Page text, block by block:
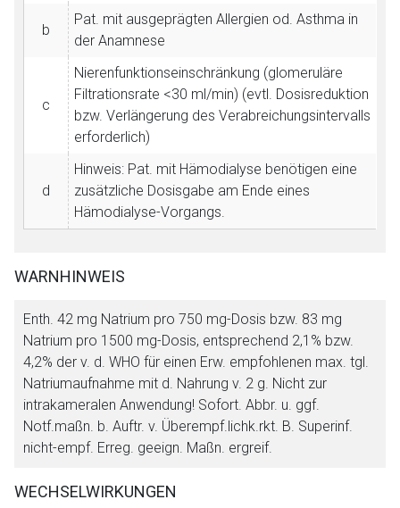
b
Pat. mit ausgeprägten Allergien od. Asthma in
der Anamnese
c
Nierenfunktionseinschränkung (glomeruläre
Filtrationsrate <30 ml/min) (evtl. Dosisreduktion
bzw. Verlängerung des Verabreichungsintervalls
erforderlich)
d
Hinweis: Pat. mit Hämodialyse benötigen eine
zusätzliche Dosisgabe am Ende eines
Hämodialyse-Vorgangs.
WARNHINWEIS
Enth. 42 mg Natrium pro 750 mg-Dosis bzw. 83 mg
Natrium pro 1500 mg-Dosis, entsprechend 2,1% bzw.
4,2% der v. d. WHO für einen Erw. empfohlenen max. tgl.
Natriumaufnahme mit d. Nahrung v. 2 g. Nicht zur
intrakameralen Anwendung! Sofort. Abbr. u. ggf.
Notf.maßn. b. Auftr. v. Überempf.lichk.rkt. B. Superinf.
nicht-empf. Erreg. geeign. Maßn. ergreif.
WECHSELWIRKUNGEN